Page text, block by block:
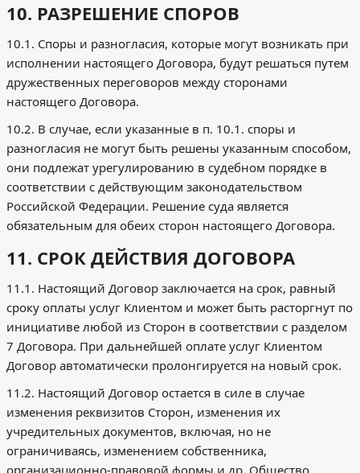
10. РАЗРЕШЕНИЕ СПОРОВ
10.1. Споры и разногласия, которые могут возникать при
исполнении настоящего Договора, будут решаться путем
дружественных переговоров между сторонами
настоящего Договора.
10.2. В случае, если указанные в п. 10.1. споры и
разногласия не могут быть решены указанным способом,
они подлежат урегулированию в судебном порядке в
соответствии с действующим законодательством
Российской Федерации. Решение суда является
обязательным для обеих сторон настоящего Договора.
11. СРОК ДЕЙСТВИЯ ДОГОВОРА
11.1. Настоящий Договор заключается на срок, равный
сроку оплаты услуг Клиентом и может быть расторгнут по
инициативе любой из Сторон в соответствии с разделом
7 Договора. При дальнейшей оплате услуг Клиентом
Договор автоматически пролонгируется на новый срок.
11.2. Настоящий Договор остается в силе в случае
изменения реквизитов Сторон, изменения их
учредительных документов, включая, но не
ограничиваясь, изменением собственника,
организационно-правовой формы и др. Общество